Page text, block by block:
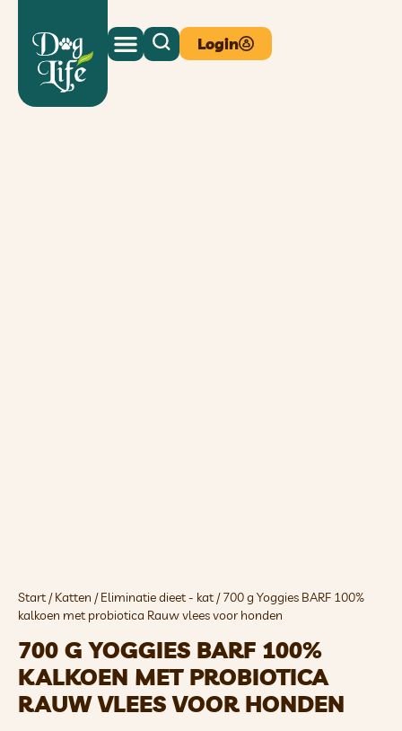
Login
Start/Katten /Eliminatie dieet - kat/ 700 g Yoggies BARF 100%
kalkoen met probiotica Rauw vlees voor honden
700 G YOGGIES BARF 100%
KALKOEN MET PROBIOTICA
RAUW VLEES VOOR HONDEN